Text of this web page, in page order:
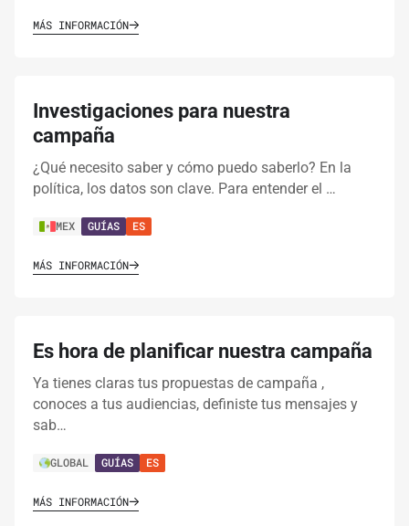
MÁS INFORMACIÓN
Investigaciones para nuestra
campaña
¿Qué necesito saber y cómo puedo saberlo? En la
política, los datos son clave. Para entender el …
MEX GUÍAS ES
MÁS INFORMACIÓN
Es hora de planificar nuestra campaña
Ya tienes claras tus propuestas de campaña ,
conoces a tus audiencias, definiste tus mensajes y
sab…
GLOBAL GUÍAS ES
MÁS INFORMACIÓN